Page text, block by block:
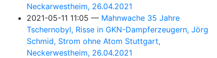
Neckarwestheim, 26.04.2021
2021-05-11 11:05
Mahnwache 35 Jahre
Tschernobyl, Risse in GKN-Dampferzeugern, Jörg
Schmid, Strom ohne Atom Stuttgart,
Neckerwestheim, 26.04.2021